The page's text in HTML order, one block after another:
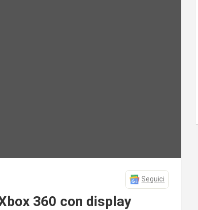
Seguici
360 con display